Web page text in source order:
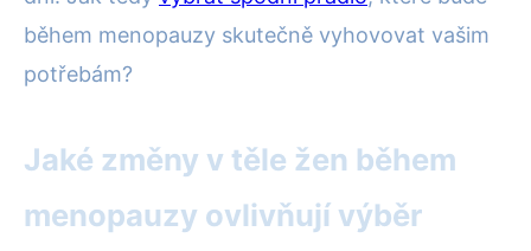
během menopauzy skutečně vyhovovat vašim
potřebám?
Jaké změny v těle žen během
menopauzy ovlivňují výběr